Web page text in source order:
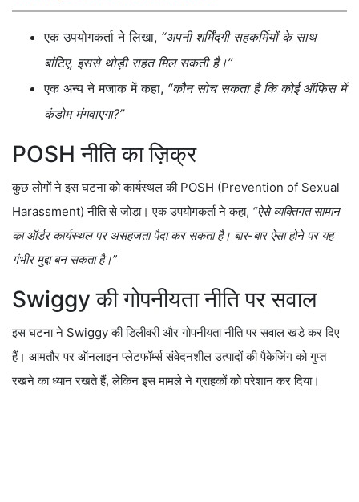
एक उपयोगकर्ता ने लिखा, “अपनी शर्मिंदगी सहकर्मियों के साथ
बांटिए, इससे थोड़ी राहत मिल सकती है।”
एक अन्य ने मजाक में कहा, “कौन सोच सकता है कि कोई ऑफिस में
कंडोम मंगवाएगा?”
POSH नीति का ज़िक्र
कुछ लोगों ने इस घटना को कार्यस्थल की POSH (Prevention of Sexual
Harassment) नीति से जोड़ा। एक उपयोगकर्ता ने कहा, “ऐसे व्यक्तिगत सामान
का ऑर्डर कार्यस्थल पर असहजता पैदा कर सकता है। बार-बार ऐसा होने पर यह
गंभीर मुद्दा बन सकता है।”
Swiggy की गोपनीयता नीति पर सवाल
इस घटना ने Swiggy की डिलीवरी और गोपनीयता नीति पर सवाल खड़े कर दिए
हैं। आमतौर पर ऑनलाइन प्लेटफॉर्म्स संवेदनशील उत्पादों की पैकेजिंग को गुप्त
रखने का ध्यान रखते हैं, लेकिन इस मामले ने ग्राहकों को परेशान कर दिया।